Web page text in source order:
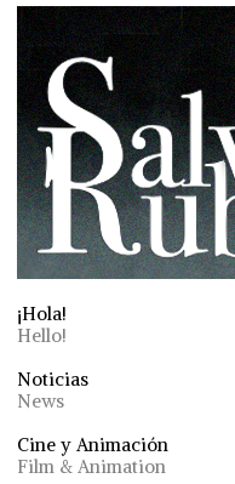
¡Hola!
Hello!
Noticias
News
Cine y Animación
Film & Animation